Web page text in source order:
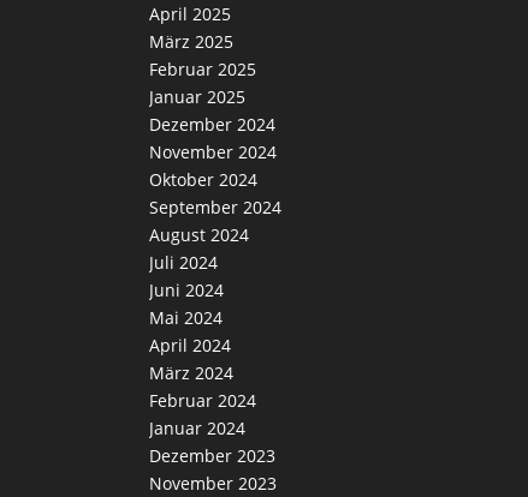
April 2025
März 2025
Februar 2025
Januar 2025
Dezember 2024
November 2024
Oktober 2024
September 2024
August 2024
Juli 2024
Juni 2024
Mai 2024
April 2024
März 2024
Februar 2024
Januar 2024
Dezember 2023
November 2023